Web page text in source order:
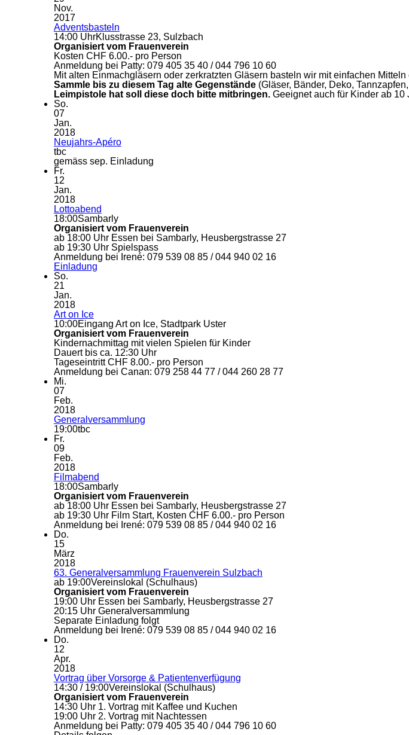
Nov.
2017
Adventsbasteln
14:00 UhrKlusstrasse 23, Sulzbach
Organisiert vom Frauenverein
Kosten CHF 6.00.- pro Person
Anmeldung bei Patty: 079 405 35 40 / 044 796 10 60
Mit alten Einmachgläsern oder zerkratzten Gläsern basteln wir mit einfachen
Sammle bis zu diesem Tag alte Gegenstände(Gläser, Bänder, Deko,
Leimpistole hat soll diese doch bitte mitbringen.Geeignet auch für Kinder ab 10
So.
07
Jan.
2018
Neujahrs-Apéro
tbc
gemäss sep. Einladung
Fr.
12
Jan.
2018
Lottoabend
18:00Sambarly
Organisiert vom Frauenverein
ab 18:00 Uhr Essen bei Sambarly, Heusbergstrasse 27
ab 19:30 Uhr Spielspass
Anmeldung bei Irené: 079 539 08 85 / 044 940 02 16
Einladung
So.
21
Jan.
2018
Art on Ice
10:00Eingang Art on Ice, Stadtpark Uster
Organisiert vom Frauenverein
Kindernachmittag mit vielen Spielen für Kinder
Dauert bis ca. 12:30 Uhr
Tageseintritt CHF 8.00.- pro Person
Anmeldung bei Canan: 079 258 44 77 / 044 260 28 77
Mi.
07
Feb.
2018
Generalversammlung
19:00tbc
Fr.
09
Feb.
2018
Filmabend
18:00Sambarly
Organisiert vom Frauenverein
ab 18:00 Uhr Essen bei Sambarly, Heusbergstrasse 27
ab 19:30 Uhr Film Start, Kosten CHF 6.00.- pro Person
Anmeldung bei Irené: 079 539 08 85 / 044 940 02 16
Do.
15
März
2018
63. Generalversammlung Frauenverein Sulzbach
ab 19:00Vereinslokal (Schulhaus)
Organisiert vom Frauenverein
19:00 Uhr Essen bei Sambarly, Heusbergstrasse 27
20:15 Uhr Generalversammlung
Separate Einladung folgt
Anmeldung bei Irené: 079 539 08 85 / 044 940 02 16
Do.
12
Apr.
2018
Vortrag über Vorsorge & Patientenverfügung
14:30 / 19:00Vereinslokal (Schulhaus)
Organisiert vom Frauenverein
14:30 Uhr 1. Vortrag mit Kaffee und Kuchen
19:00 Uhr 2. Vortrag mit Nachtessen
Anmeldung bei Patty: 079 405 35 40 / 044 796 10 60